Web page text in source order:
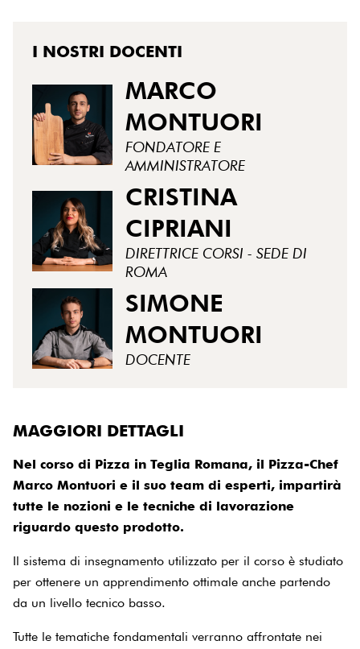
I NOSTRI DOCENTI
MARCO
MONTUORI
FONDATORE E
AMMINISTRATORE
CRISTINA
CIPRIANI
DIRETTRICE CORSI - SEDE DI
ROMA
SIMONE
MONTUORI
DOCENTE
MAGGIORI DETTAGLI
Nel corso di Pizza in Teglia Romana, il Pizza-Chef
Marco Montuori e il suo team di esperti, impartirà
tutte le nozioni e le tecniche di lavorazione
riguardo questo prodotto.
Il sistema di insegnamento utilizzato per il corso è studiato
per ottenere un apprendimento ottimale anche partendo
da un livello tecnico basso.
Tutte le tematiche fondamentali verranno affrontate nei